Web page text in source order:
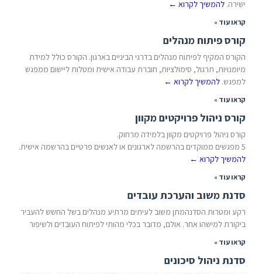
ישירה. להמשיך לקרוא ←
קראו עוד »
קורס פיתוח מנהלים
הקורס המקיף לפיתוח מנהלים בדרגי הביניים בארגון. הקורס כולל למידת
מיומנויות, תרגול, סימולציות, חוברת עבודה אישית ומטלות ליישום ממפגש
למפגש. להמשיך לקרוא ←
קראו עוד »
קורס ניהול פרויקטים מקוון
קורס ניהול פרויקטים מקוון בלמידה מרחוק.
5 מפגשים ממוקדים בהרשמה לארגונים או לאנשים פרטיים בהרשמה אישית.
להמשיך לקרוא ←
קראו עוד »
סדנת משוב והערכת עובדים
רקע ומטרות הסדנהמתן משוב לעיתים מרתיע מנהלים בשל החשש להעביר
ביקורת למישהו אחר. אולם, מדובר בכלי מהותי לפיתוח העובדים ולשיפור
קראו עוד »
סדנת ניהול סיכונים